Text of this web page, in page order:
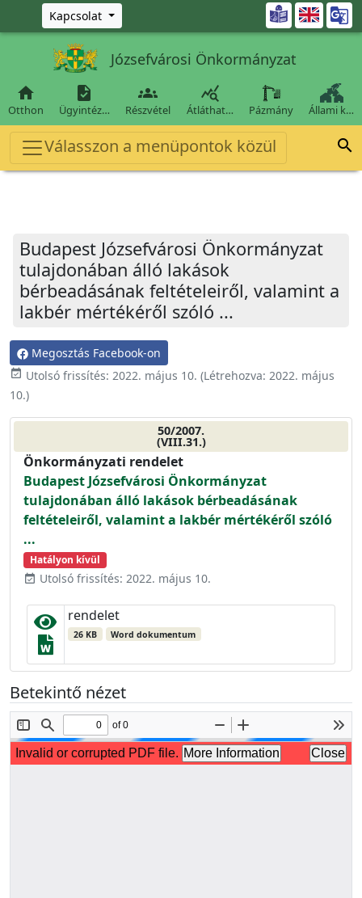
Ugrás a fő tartalomra
Kapcsolat 
Józsefvárosi Önkormányzat

Otthon

Ügyintéz…

Részvétel

Átláthat… Pázmány Állami k…
Válasszon a menüpontok közül 
Budapest Józsefvárosi Önkormányzat
tulajdonában álló lakások
bérbeadásának feltételeiről, valamint a
lakbér mértékéről szóló ...
Megosztás Facebook-on
event_available Utolsó frissítés: 2022. május 10. (Létrehozva: 2022. május
10.)
50/2007.
(VIII.31.)
Önkormányzati rendelet
Budapest Józsefvárosi Önkormányzat
tulajdonában álló lakások bérbeadásának
feltételeiről, valamint a lakbér mértékéről szóló
...
Hatályon kívül
event_available Utolsó frissítés: 2022. május 10.
rendelet
26 KB Word dokumentum
Betekintő nézet